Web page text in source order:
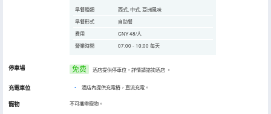
早餐種類
西式, 中式, 亞洲風味
早餐形式
自助餐
費用
CNY 48/人
營業時間
07:00 - 10:00 每天
停車場 免费 酒店提供停車位，詳情請諮詢酒店 。
充電車位 • 酒店內提供充電樁，直流充電。
寵物 不可攜帶寵物。